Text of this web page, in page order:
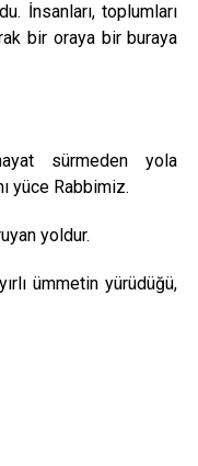
İnsanları, toplumları
bir oraya bir buraya
sürmeden yola
yüce Rabbimiz.
yoldur.
ümmetin yürüdüğü,